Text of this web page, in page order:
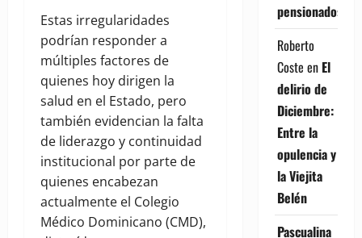
Estas irregularidades
podrían responder a
múltiples factores de
quienes hoy dirigen la
salud en el Estado, pero
también evidencian la falta
de liderazgo y continuidad
institucional por parte de
quienes encabezan
actualmente el Colegio
Médico Dominicano (CMD),
pensionados
Roberto
Coste en El
delirio de
Diciembre:
Entre la
opulencia y
la Viejita
Belén
Pascualina